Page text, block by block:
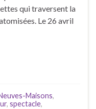
qui traversent la
Le 26 avril
Maisons,
, spectacle,